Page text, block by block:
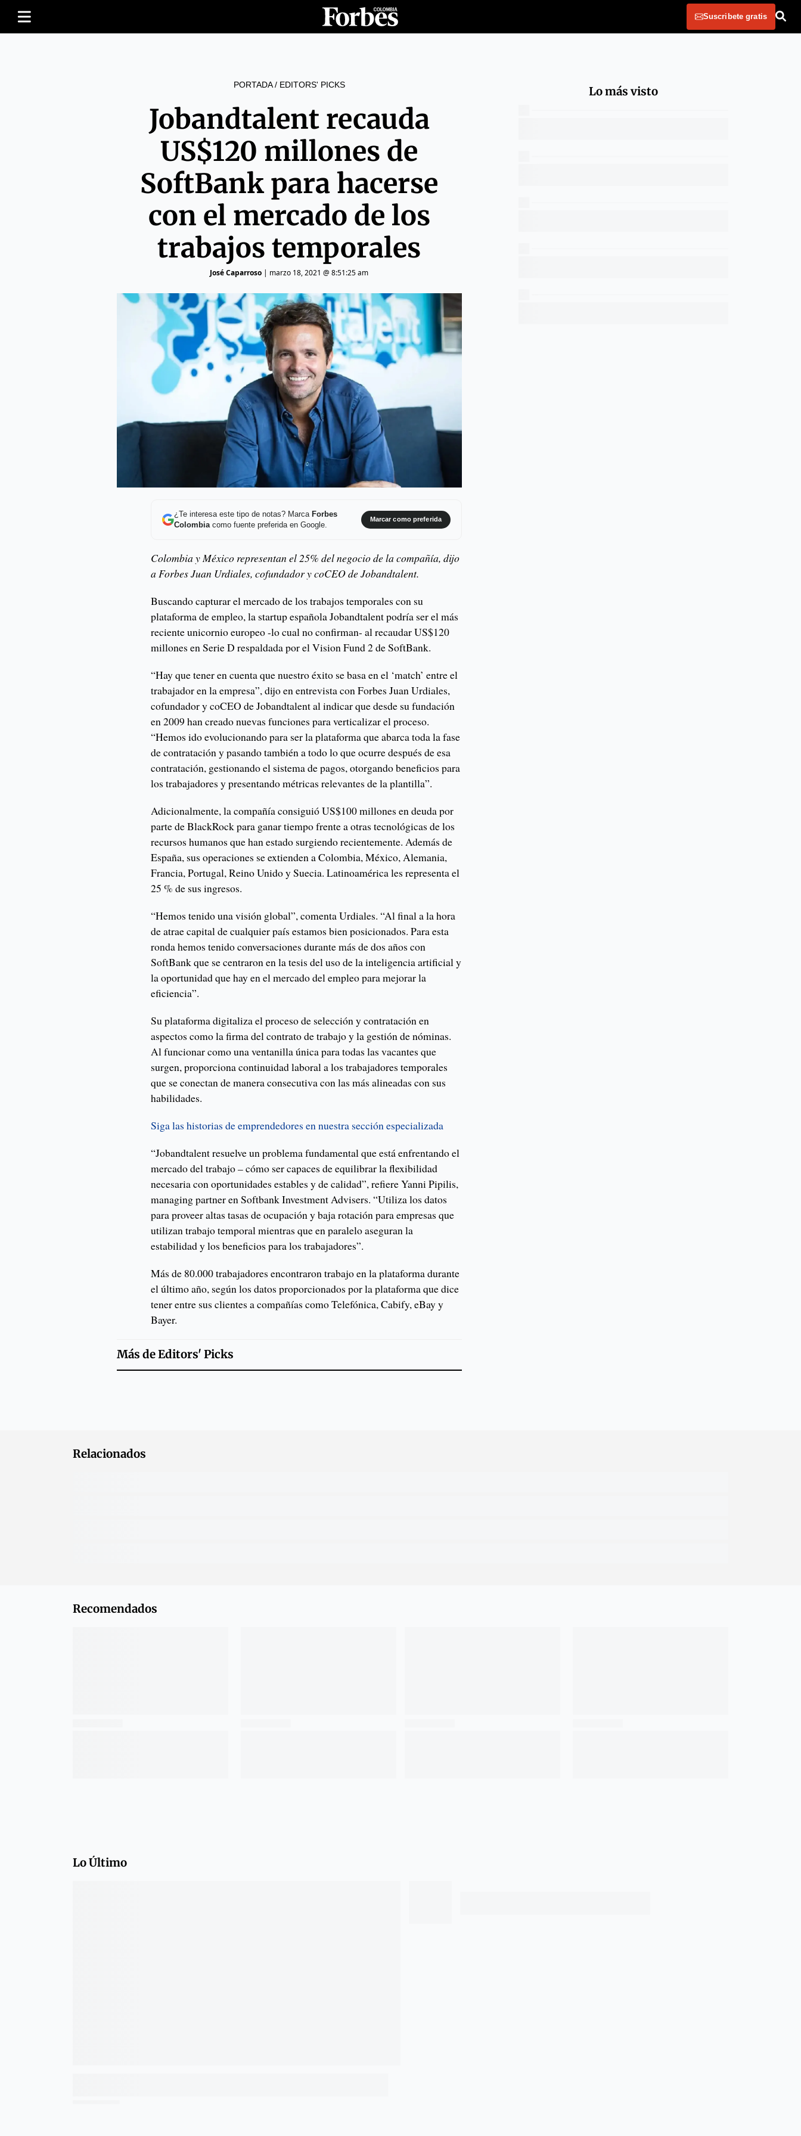
Suscribete gratis
PORTADA/ EDITORS' PICKS
Jobandtalent recauda
US$120 millones de
SoftBank para hacerse
con el mercado de los
trabajos temporales
José Caparroso | marzo 18, 2021 @ 8:51:25 am
¿Te interesa este tipo de notas? Marca Forbes
Colombiacomo fuente preferida en Google.
Marcar como preferida
Colombia y México representan el 25% del negocio de la compañía, dijo
a Forbes Juan Urdiales, cofundador y coCEO de Jobandtalent.
Buscando capturar el mercado de los trabajos temporales con su
plataforma de empleo, la startup española Jobandtalent podría ser el más
reciente unicornio europeo -lo cual no confirman- al recaudar US$120
millones en Serie D respaldada por el Vision Fund 2 de SoftBank.
“Hay que tener en cuenta que nuestro éxito se basa en el ‘match’ entre el
trabajador en la empresa”, dijo en entrevista con Forbes Juan Urdiales,
cofundador y coCEO de Jobandtalent al indicar que desde su fundación
en 2009 han creado nuevas funciones para verticalizar el proceso.
“Hemos ido evolucionando para ser la plataforma que abarca toda la fase
de contratación y pasando también a todo lo que ocurre después de esa
contratación, gestionando el sistema de pagos, otorgando beneficios para
los trabajadores y presentando métricas relevantes de la plantilla”.
Adicionalmente, la compañía consiguió US$100 millones en deuda por
parte de BlackRock para ganar tiempo frente a otras tecnológicas de los
recursos humanos que han estado surgiendo recientemente. Además de
España, sus operaciones se extienden a Colombia, México, Alemania,
Francia, Portugal, Reino Unido y Suecia. Latinoamérica les representa el
25 % de sus ingresos.
“Hemos tenido una visión global”, comenta Urdiales. “Al final a la hora
de atrae capital de cualquier país estamos bien posicionados. Para esta
ronda hemos tenido conversaciones durante más de dos años con
SoftBank que se centraron en la tesis del uso de la inteligencia artificial y
la oportunidad que hay en el mercado del empleo para mejorar la
eficiencia”.
Su plataforma digitaliza el proceso de selección y contratación en
aspectos como la firma del contrato de trabajo y la gestión de nóminas.
Al funcionar como una ventanilla única para todas las vacantes que
surgen, proporciona continuidad laboral a los trabajadores temporales
que se conectan de manera consecutiva con las más alineadas con sus
habilidades.
Siga las historias de emprendedores en nuestra sección especializada
“Jobandtalent resuelve un problema fundamental que está enfrentando el
mercado del trabajo – cómo ser capaces de equilibrar la flexibilidad
necesaria con oportunidades estables y de calidad”, refiere Yanni Pipilis,
managing partner en Softbank Investment Advisers. “Utiliza los datos
para proveer altas tasas de ocupación y baja rotación para empresas que
utilizan trabajo temporal mientras que en paralelo aseguran la
estabilidad y los beneficios para los trabajadores”.
Más de 80.000 trabajadores encontraron trabajo en la plataforma durante
el último año, según los datos proporcionados por la plataforma que dice
tener entre sus clientes a compañías como Telefónica, Cabify, eBay y
Bayer.
Más deEditors' Picks
Lo más visto
Relacionados
Recomendados
Lo Último